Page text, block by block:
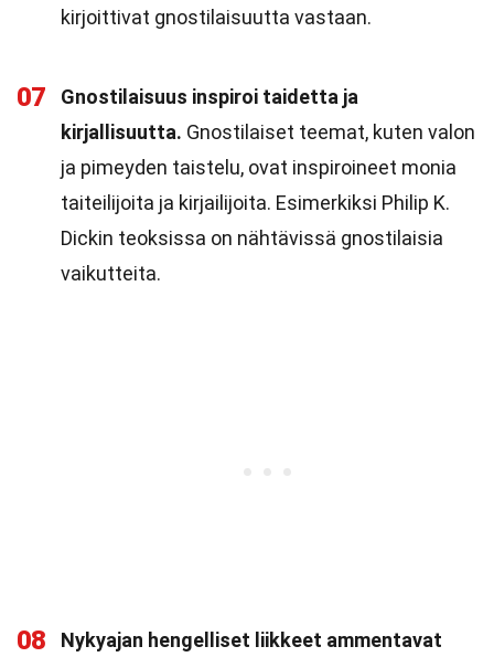
kirjoittivat gnostilaisuutta vastaan.
07
Gnostilaisuus inspiroi taidetta ja
kirjallisuutta. Gnostilaiset teemat, kuten valon
ja pimeyden taistelu, ovat inspiroineet monia
taiteilijoita ja kirjailijoita. Esimerkiksi Philip K.
Dickin teoksissa on nähtävissä gnostilaisia
vaikutteita.
08
Nykyajan hengelliset liikkeet ammentavat